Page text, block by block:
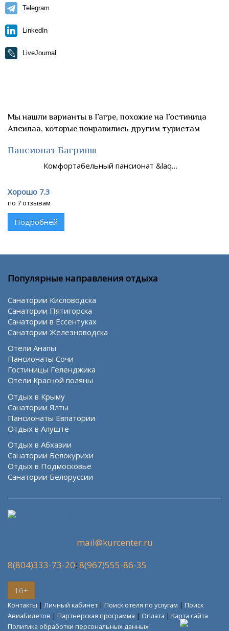
Telegram
LinkedIn
LiveJournal
Мы нашли варианты в Гагре, похожие на Гостиница
Апсилаа, которые понравились другим туристам
Пансионат Багрипш
Комфортабельный пансионат &laq…
Хорошо 7.3
по 7 отзывам
Подробней
Популярные направления отдыха
Санатории Кисловодска
Санатории Пятигорска
Санатории в Ессентуках
Санатории Железноводска
Отели Анапы
Пансионаты Сочи
Гостиницы Геленджика
Отели Красной поляны
Отдых в Крыму
Санатории Ялты
Пансионаты Евпатории
Отдых в Алуште
Отдых в Абхазии
Санатории Белокурихи
Отдых в Подмосковье
Санатории Белоруссии
mail@kurcenter.ru
8(804)333-73-20; 8(967)555-86-35
16+
Контакты | Личный кабинет| Поиск отеля по услугам | Поиск
АвиаБилетов | Партнерская программа | Оплата | Карта сайта
Политика обработки персональных данных